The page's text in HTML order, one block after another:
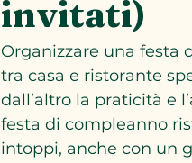
invitati)
Organizzare una festa
tra casa e ristorante
dall’altro la praticità e
festa di compleanno
intoppi, anche con un